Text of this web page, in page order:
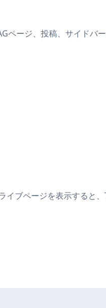
ページ、投稿、サイドバ
ブページを表示すると、